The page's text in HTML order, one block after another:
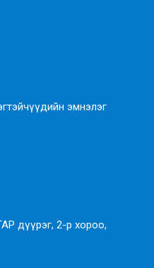
эмнэлэг
дүүрэг, 2-р хороо,